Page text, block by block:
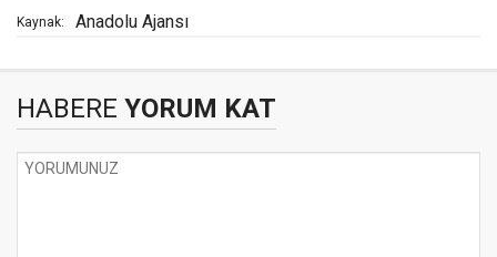
Kaynak: Anadolu Ajansı
HABERE YORUM KAT